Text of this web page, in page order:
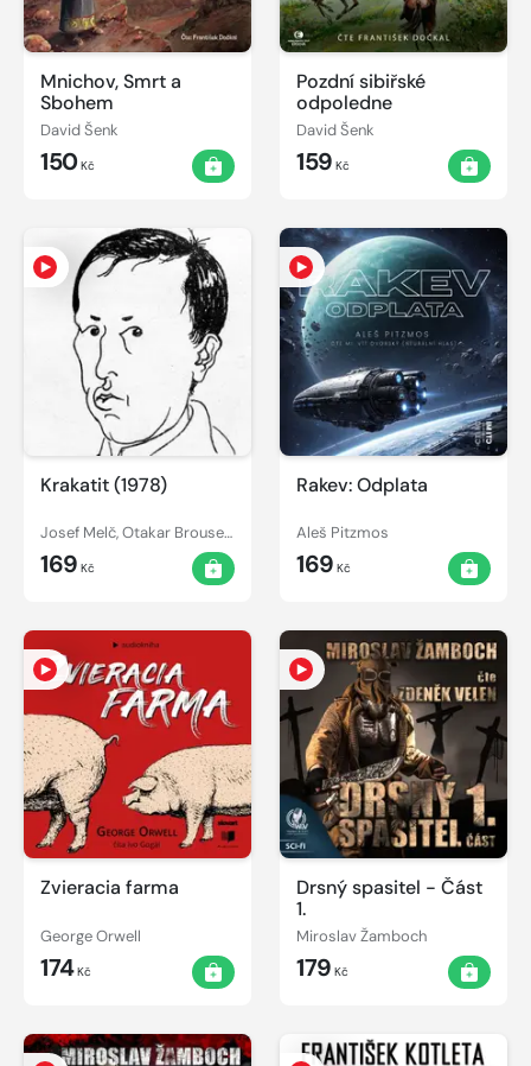
Mnichov, Smrt a
Sbohem
David Šenk
150Kč
Pozdní sibiřské
odpoledne
David Šenk
159 Kč
Krakatit (1978)
Josef Melč, Otakar Brousek, Karel Čapek, Jaromír Spal, Miroslav Moravec, Václav Postránecký, Miloš Nedbal, Milena Steinmasslová
169 Kč
Rakev: Odplata
Aleš Pitzmos
169 Kč
Zvieracia farma
George Orwell
174Kč
Drsný spasitel - Část
1.
Miroslav Žamboch
179 Kč